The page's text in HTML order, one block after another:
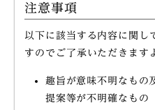
注意事項
以下に該当する内容に関し
すのでご了承いただきます
趣旨が意味不明なもの
提案等が不明確なもの